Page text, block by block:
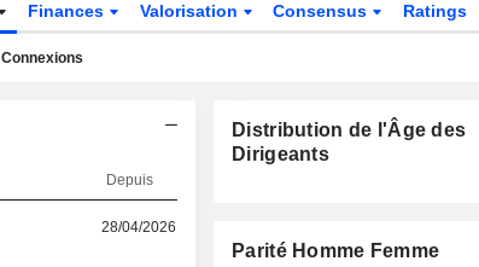
Finances Valorisation Consensus Ratings
Connexions
Depuis
28/04/2026
Distribution de l'Âge des
Dirigeants
Parité Homme Femme